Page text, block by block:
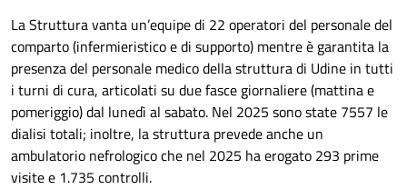
La Struttura vanta un’equipe di 22 operatori del personale del
comparto (infermieristico e di supporto) mentre è garantita la
presenza del personale medico della struttura di Udine in tutti
i turni di cura, articolati su due fasce giornaliere (mattina e
pomeriggio) dal lunedì al sabato. Nel 2025 sono state 7557 le
dialisi totali; inoltre, la struttura prevede anche un
ambulatorio nefrologico che nel 2025 ha erogato 293 prime
visite e 1.735 controlli.